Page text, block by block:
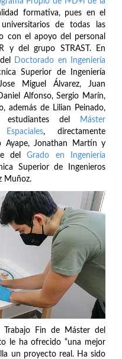
formativa, pues en el
de todas las
con el apoyo del personal
y del grupo STRAST. En
Doctorado en Ingeniería
Superior de Ingeniería
Miguel Álvarez, Juan
Alfonso, Sergio Marín,
además de Lilian Peinado,
estudiantes del
Máster
, directamente
Ayape, Jonathan Martín y
delGrado en Ingeniería
Superior de Ingenieros
Muñoz.
Trabajo Fin de Máster del
le ha ofrecido “una mejor
un proyecto real. Ha sido